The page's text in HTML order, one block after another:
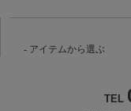
アイテムから選ぶ
TEL